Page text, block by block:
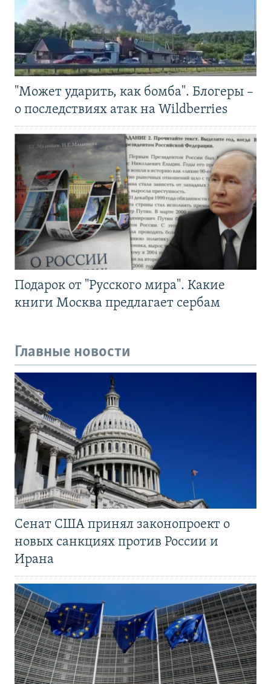
"Может ударить, как бомба". Блогеры –
о последствиях атак на Wildberries
Подарок от "Русского мира". Какие
книги Москва предлагает сербам
Главные новости
Сенат США принял законопроект о
новых санкциях против России и
Ирана